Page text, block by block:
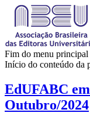
Fim do menu principal
Início do conteúdo da
EdUFABC
Outubro/2024